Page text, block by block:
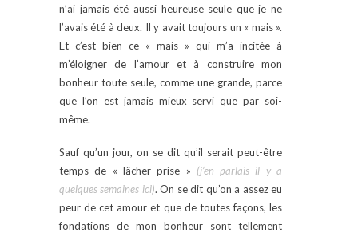
n’ai jamais été aussi heureuse seule que je ne
l’avais été à deux. Il y avait toujours un « mais ».
Et c’est bien ce « mais » qui m’a incitée à
m’éloigner de l’amour et à construire mon
bonheur toute seule, comme une grande, parce
que l’on est jamais mieux servi que par soi-
même.
Sauf qu’un jour, on se dit qu’il serait peut-être
temps de « lâcher prise » (j’en parlais il y a
quelques semaines ici). On se dit qu’on a assez eu
peur de cet amour et que de toutes façons, les
fondations de mon bonheur sont tellement